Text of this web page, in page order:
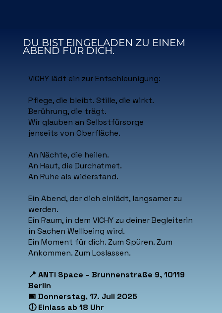
DU BIST EINGELADEN ZU EINEM
ABEND FÜR DICH.
VICHY lädt ein zur Entschleunigung:
Pflege, die bleibt. Stille, die wirkt.
Berührung, die trägt.
Wir glauben an Selbstfürsorge
jenseits von Oberfläche.
An Nächte, die heilen.
An Haut, die Durchatmet.
An Ruhe als widerstand.
Ein Abend, der dich einlädt, langsamer zu
werden.
Ein Raum, in dem VICHY zu deiner Begleiterin
in Sachen Wellbeing wird.
Ein Moment für dich. Zum Spüren. Zum
Ankommen. Zum Loslassen.
📍 ANTI Space – Brunnenstraße 9, 10119
Berlin
📅 Donnerstag, 17. Juli 2025
🕕 Einlass ab 18 Uhr